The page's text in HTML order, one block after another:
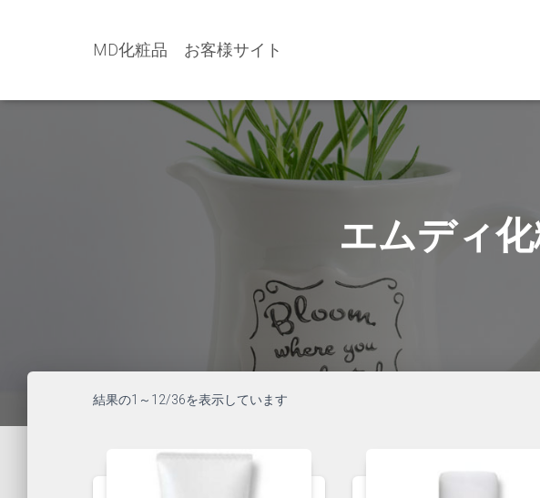
MD化粧品 お客様サイト
エムディ
結果の1～12/36を表示しています